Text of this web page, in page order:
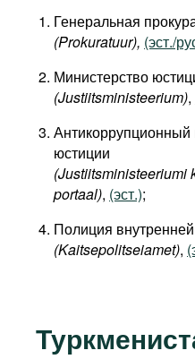
Генеральная
(Prokuratuur), (эст./
Министерство
(Justiitsministeerium),
юстиции
(Justiitsministeeriumi
portaal), (эст.);
Полиция
(Kaitsepolitseiamet),